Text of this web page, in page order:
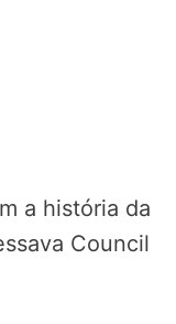
a história da
Council